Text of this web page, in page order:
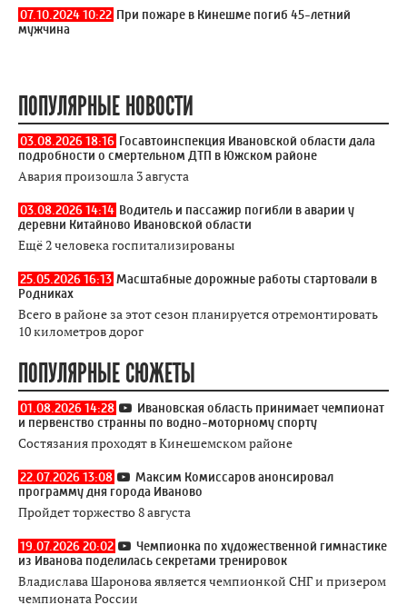
07.10.2024 10:22 При пожаре в Кинешме погиб 45-летний
мужчина
ПОПУЛЯРНЫЕ НОВОСТИ
03.08.2026 18:16 Госавтоинспекция Ивановской области дала
подробности о смертельном ДТП в Южском районе
Авария произошла 3 августа
03.08.2026 14:14 Водитель и пассажир погибли в аварии у
деревни Китайново Ивановской области
Ещё 2 человека госпитализированы
25.05.2026 16:13 Масштабные дорожные работы стартовали в
Родниках
Всего в районе за этот сезон планируется отремонтировать
10 километров дорог
ПОПУЛЯРНЫЕ СЮЖЕТЫ
01.08.2026 14:28
Ивановская область принимает чемпионат
и первенство странны по водно-моторному спорту
Состязания проходят в Кинешемском районе
22.07.2026 13:08
Максим Комиссаров анонсировал
программу дня города Иваново
Пройдет торжество 8 августа
19.07.2026 20:02
Чемпионка по художественной гимнастике
из Иванова поделилась секретами тренировок
Владислава Шаронова является чемпионкой СНГ и призером
чемпионата России